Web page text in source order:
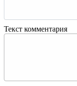
Текст комментария